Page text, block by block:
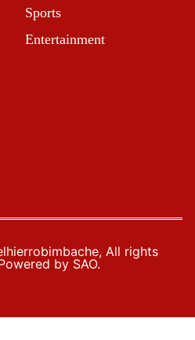
Sports
Entertainment
All rights
by SAO.